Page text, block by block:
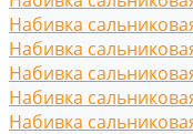
Набивка
Набивка
Набивка
Набивка
Набивка